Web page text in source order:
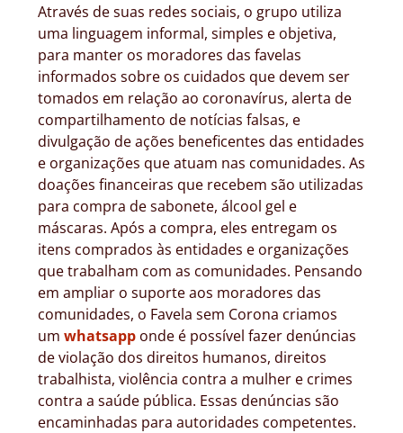
Através de suas redes sociais, o grupo utiliza
uma linguagem informal, simples e objetiva,
para manter os moradores das favelas
informados sobre os cuidados que devem ser
tomados em relação ao coronavírus, alerta de
compartilhamento de notícias falsas, e
divulgação de ações beneficentes das entidades
e organizações que atuam nas comunidades. As
doações financeiras que recebem são utilizadas
para compra de sabonete, álcool gel e
máscaras. Após a compra, eles entregam os
itens comprados às entidades e organizações
que trabalham com as comunidades. Pensando
em ampliar o suporte aos moradores das
comunidades, o Favela sem Corona criamos
um whatsapp onde é possível fazer denúncias
de violação dos direitos humanos, direitos
trabalhista, violência contra a mulher e crimes
contra a saúde pública. Essas denúncias são
encaminhadas para autoridades competentes.